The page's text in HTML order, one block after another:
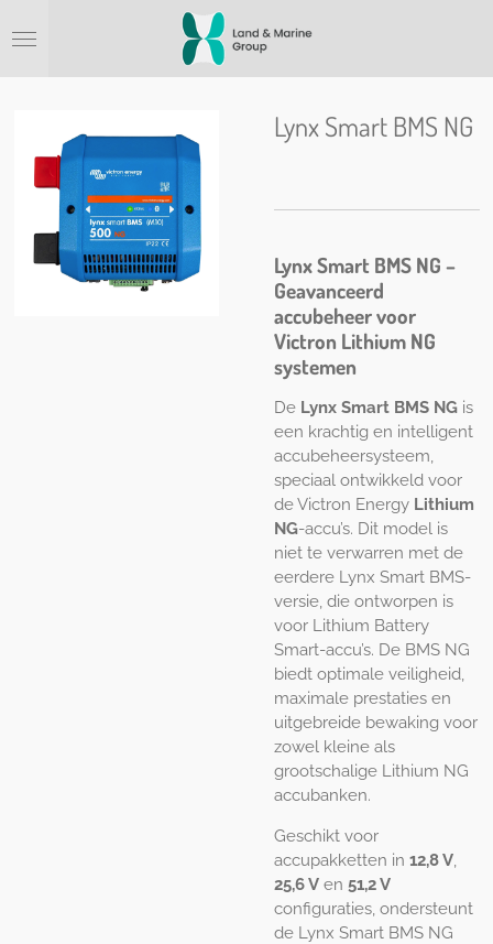
direct
Lynx Smart BMS NG
Lynx Smart BMS NG –
Geavanceerd
accubeheer voor
Victron Lithium NG
systemen
De Lynx Smart BMS NG is
een krachtig en intelligent
accubeheersysteem,
speciaal ontwikkeld voor
de Victron Energy Lithium
NG-accu’s. Dit model is
niet te verwarren met de
eerdere Lynx Smart BMS-
versie, die ontworpen is
voor Lithium Battery
Smart-accu’s. De BMS NG
biedt optimale veiligheid,
maximale prestaties en
uitgebreide bewaking voor
zowel kleine als
grootschalige Lithium NG
accubanken.
Geschikt voor
accupakketten in 12,8 V
25,6 V en 51,2 V
configuraties, ondersteunt
de Lynx Smart BMS NG